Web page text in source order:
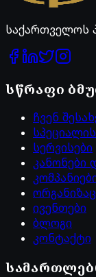
საქართველოს
სწრაფი
ჩვენ
სერვისები
კანონები
ივენთები
ბლოგი
კონტაქტი